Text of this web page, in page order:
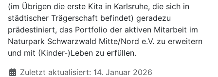
(im Übrigen die erste Kita in Karlsruhe, die sich in
städtischer Trägerschaft befindet) geradezu
prädestiniert, das Portfolio der aktiven Mitarbeit im
Naturpark Schwarzwald Mitte/Nord e.V. zu erweitern
und mit (Kinder-)Leben zu erfüllen.
Zuletzt aktualisiert: 14. Januar 2026